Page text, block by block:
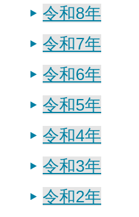
令和8年
令和7年
令和6年
令和5年
令和4年
令和3年
令和2年